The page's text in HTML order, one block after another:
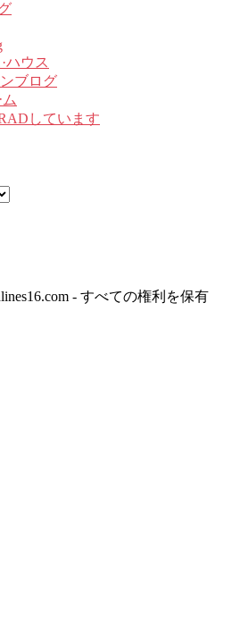
ハウス
ブログ
しています
- すべての権利を保有